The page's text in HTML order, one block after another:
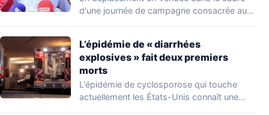
d'une journée de campagne consacrée aux
L’épidémie de « diarrhées
explosives » fait deux premiers
morts
L'épidémie de cyclosporose qui touche
actuellement les États-Unis connaît une